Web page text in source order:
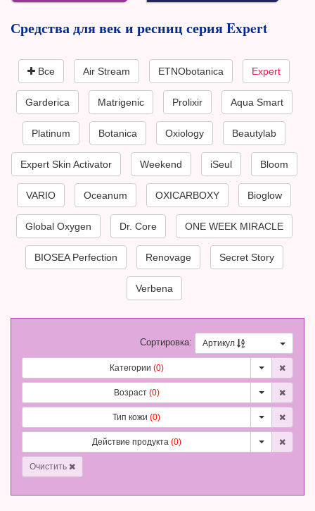
Средства для век и ресниц серия Expert
Все Air Stream ETNObotanica Expert
Garderica Matrigenic Prolixir Aqua Smart
Platinum Botanica Oxiology Beautylab
Expert Skin Activator Weekend iSeul Bloom
VARIO Oceanum OXICARBOXY Bioglow
Global Oxygen Dr. Core ONE WEEK MIRACLE
BIOSEA Perfection Renovage Secret Story
Verbena
Сортировка: Артикул
Категории (0)
Возраст (0)
Тип кожи (0)
Действие продукта (0)
Очистить